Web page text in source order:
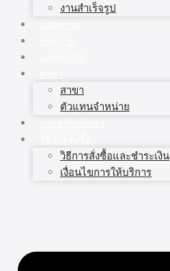
งานสำเร็จรูป
สาขา
ตัวแทนจำหน่าย
วิธีการสั่งซื้อและชำระเงิน
เงื่อนไขการให้บริการ